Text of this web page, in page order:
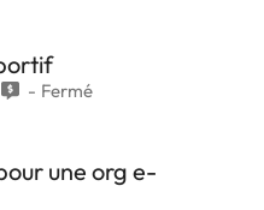
Fermé
une org e-